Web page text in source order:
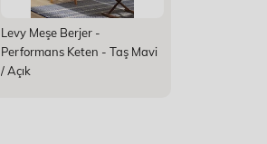
Levy Meşe Berjer -
Performans Keten - Taş Mavi
/ Açık